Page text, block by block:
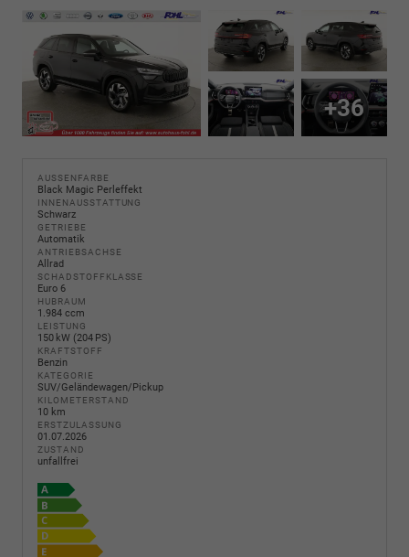
+36
AUSSENFARBE
Black Magic Perleffekt
INNENAUSSTATTUNG
Schwarz
GETRIEBE
Automatik
ANTRIEBSACHSE
Allrad
SCHADSTOFFKLASSE
Euro 6
HUBRAUM
1.984 ccm
LEISTUNG
150 kW (204 PS)
KRAFTSTOFF
Benzin
KATEGORIE
SUV/Geländewagen/Pickup
KILOMETERSTAND
10 km
ERSTZULASSUNG
01.07.2026
ZUSTAND
unfallfrei